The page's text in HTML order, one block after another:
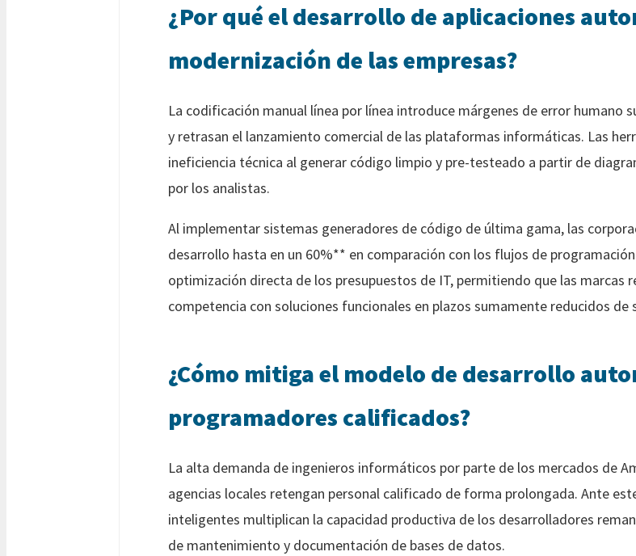
¿Por qué el desarrollo de aplicaciones
modernización de las empresas?
La codificación manual línea por línea introduce márgenes de error humano
y retrasan el lanzamiento comercial de las plataformas informáticas. Las
ineficiencia técnica al generar código limpio y pre-testeado a partir de
por los analistas.
Al implementar sistemas generadores de código de última gama, las
desarrollo hasta en un 60%** en comparación con los flujos de
optimización directa de los presupuestos de IT, permitiendo que las marcas
competencia con soluciones funcionales en plazos sumamente reducidos de
¿Cómo mitiga el modelo de desarrollo
programadores calificados?
La alta demanda de ingenieros informáticos por parte de los mercados de
agencias locales retengan personal calificado de forma prolongada. Ante
inteligentes multiplican la capacidad productiva de los desarrolladores
de mantenimiento y documentación de bases de datos.